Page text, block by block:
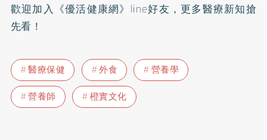
歡迎加入 《優活健康網》line好友 ，更多醫療新知搶
先看！
醫療保健 外食
營養學
營養師
橙實文化